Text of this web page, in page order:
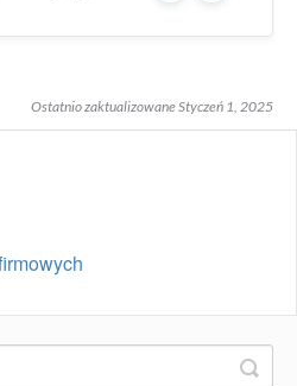
Ostatnio zaktualizowane Styczeń 1, 2025